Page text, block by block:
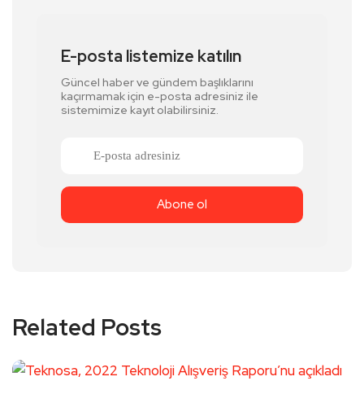
E-posta listemize katılın
Güncel haber ve gündem başlıklarını
kaçırmamak için e-posta adresiniz ile
sistemimize kayıt olabilirsiniz.
Related Posts